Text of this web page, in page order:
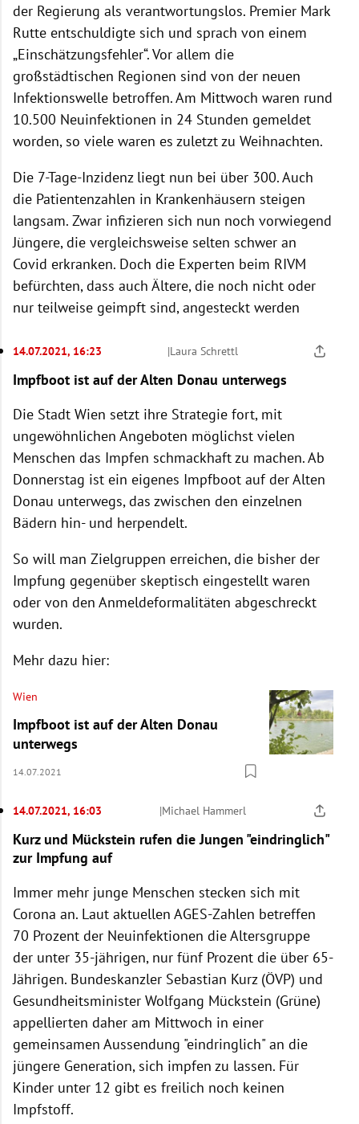
der Regierung als verantwortungslos. Premier Mark
Rutte entschuldigte sich und sprach von einem
„Einschätzungsfehler“. Vor allem die
großstädtischen Regionen sind von der neuen
Infektionswelle betroffen. Am Mittwoch waren rund
10.500 Neuinfektionen in 24 Stunden gemeldet
worden, so viele waren es zuletzt zu Weihnachten.
Die 7-Tage-Inzidenz liegt nun bei über 300. Auch
die Patientenzahlen in Krankenhäusern steigen
langsam. Zwar infizieren sich nun noch vorwiegend
Jüngere, die vergleichsweise selten schwer an
Covid erkranken. Doch die Experten beim RIVM
befürchten, dass auch Ältere, die noch nicht oder
nur teilweise geimpft sind, angesteckt werden
14.07.2021, 16:23 |Laura Schrettl
Impfboot ist auf der Alten Donau unterwegs
Die Stadt Wien setzt ihre Strategie fort, mit
ungewöhnlichen Angeboten möglichst vielen
Menschen das Impfen schmackhaft zu machen. Ab
Donnerstag ist ein eigenes Impfboot auf der Alten
Donau unterwegs, das zwischen den einzelnen
Bädern hin- und herpendelt.
So will man Zielgruppen erreichen, die bisher der
Impfung gegenüber skeptisch eingestellt waren
oder von den Anmeldeformalitäten abgeschreckt
wurden.
Mehr dazu hier:
Wien
Impfboot ist auf der Alten Donau
unterwegs
14.07.2021
14.07.2021, 16:03 |Michael Hammerl
Kurz und Mückstein rufen die Jungen "eindringlich"
zur Impfung auf
Immer mehr junge Menschen stecken sich mit
Corona an. Laut aktuellen AGES-Zahlen betreffen
70 Prozent der Neuinfektionen die Altersgruppe
der unter 35-jährigen, nur fünf Prozent die über 65-
Jährigen. Bundeskanzler Sebastian Kurz (ÖVP) und
Gesundheitsminister Wolfgang Mückstein (Grüne)
appellierten daher am Mittwoch in einer
gemeinsamen Aussendung "eindringlich" an die
jüngere Generation, sich impfen zu lassen. Für
Kinder unter 12 gibt es freilich noch keinen
Impfstoff.